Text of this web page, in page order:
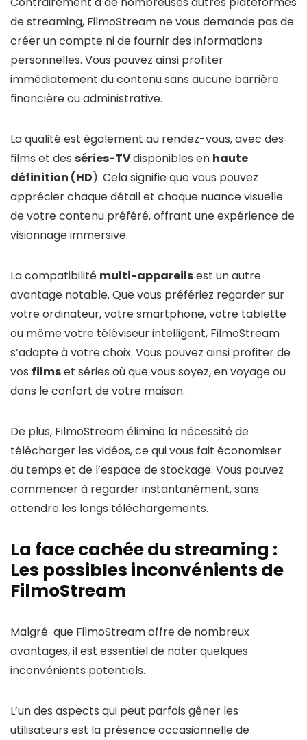
de streaming, FilmoStream ne vous demande pas de
créer un compte ni de fournir des informations
personnelles. Vous pouvez ainsi profiter
immédiatement du contenu sans aucune barrière
financière ou administrative.
La qualité est également au rendez-vous, avec des
films et des séries-TVdisponibles en haute
définition (HD). Cela signifie que vous pouvez
apprécier chaque détail et chaque nuance visuelle
de votre contenu préféré, offrant une expérience de
visionnage immersive.
La compatibilité multi-appareilsest un autre
avantage notable. Que vous préfériez regarder sur
votre ordinateur, votre smartphone, votre tablette
ou même votre téléviseur intelligent, FilmoStream
s’adapte à votre choix. Vous pouvez ainsi profiter de
vos filmset séries où que vous soyez, en voyage ou
dans le confort de votre maison.
De plus, FilmoStream élimine la nécessité de
télécharger les vidéos, ce qui vous fait économiser
du temps et de l’espace de stockage. Vous pouvez
commencer à regarder instantanément, sans
attendre les longs téléchargements.
La face cachée du streaming :
Les possibles inconvénients de
FilmoStream
Malgré que FilmoStream offre de nombreux
avantages, il est essentiel de noter quelques
inconvénients potentiels.
L’un des aspects qui peut parfois gêner les
utilisateurs est la présence occasionnelle de